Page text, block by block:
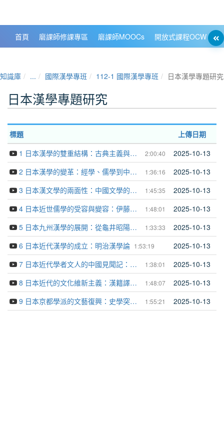
首頁 磨課師修課專區 磨課師MOOCs 開放式課程OCW
知識庫 ... 國際漢學專班 112-1 國際漢學專班 日本漢學專題研究
日本漢學專題研究
標題 上傳日期
2:00:40
1 日本漢學的雙重結構：古典主義與教化主義 2025-10-13
1:36:16
2 日本漢學的變革：經學、儒學到中國學 2025-10-13
1:45:35
3 日本漢文學的兩面性：中國文學的旁枝與日本文學的一環 2025-10-13
1:48:01
4 日本近世儒學的受容與變容：伊藤仁齋的古義學與荻生徂徠的古文辭學 2025-10-13
1:33:33
5 日本九州漢學的展開：從龜井昭陽到町田三郎 2025-10-13
1:53:19
6 日本近代漢學的成立：明治漢學論 2025-10-13
1:38:01
7 日本近代學者文人的中國見聞記：經世與學問之間 2025-10-13
1:48:07
8 日本近代的文化維新主義：漢籍譯注與出版 2025-10-13
1:55:21
9 日本京都學派的文藝復興：史學突破、哲學超越與文學飛 2025-10-13